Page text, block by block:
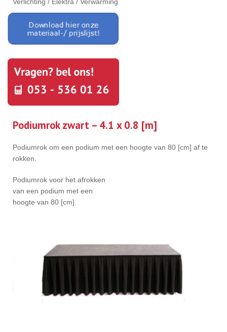
Podiumrok zwart – 4.1 x 0.8 [m]
Podiumrok om een podium met een hoogte van 80 [cm] af te
rokken.
Podiumrok voor het afrokken
van een podium met een
hoogte van 80 [cm].